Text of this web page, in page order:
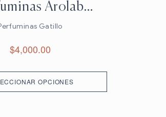
Arolab
X250cc
Gatillo
$4,000.00
OPCIONES